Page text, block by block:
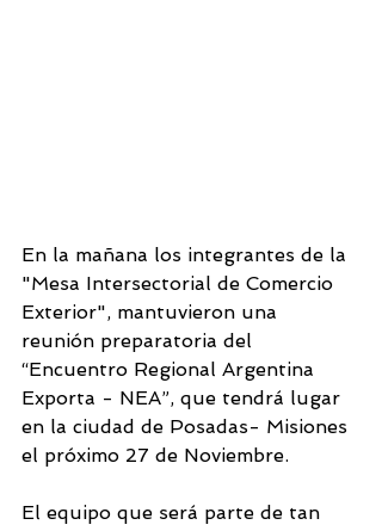
En la mañana los integrantes de la
"Mesa Intersectorial de Comercio
Exterior", mantuvieron una
reunión preparatoria del
“Encuentro Regional Argentina
Exporta - NEA”, que tendrá lugar
en la ciudad de Posadas- Misiones
el próximo 27 de Noviembre.
El equipo que será parte de tan